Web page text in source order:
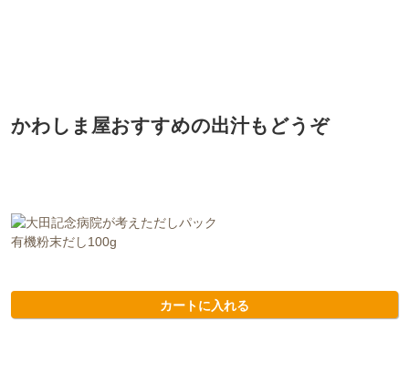
かわしま屋おすすめの出汁もどうぞ
有機粉末だし100g
カートに入れる